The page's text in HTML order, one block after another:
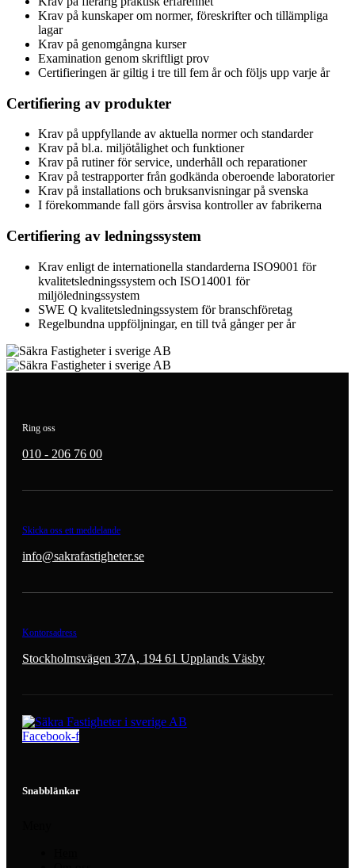
Krav på kunskaper om normer, föreskrifter och tillämpliga
lagar
Krav på genomgångna kurser
Examination genom skriftligt prov
Certifieringen är giltig i tre till fem år och följs upp varje år
Certifiering av produkter
Krav på uppfyllande av aktuella normer och standarder
Krav på bl.a. miljötålighet och funktioner
Krav på rutiner för service, underhåll och reparationer
Krav på testrapporter från godkända oberoende laboratorier
Krav på installations och bruksanvisningar på svenska
I förekommande fall görs årsvisa kontroller av fabrikerna
Certifiering av ledningssystem
Krav enligt de internationella standarderna ISO9001 för
kvalitetsledningssystem och ISO14001 för
miljöledningssystem
SWE Q kvalitetsledningssystem för branschföretag
Regelbundna uppföljningar, en till två gånger per år
Ring oss
010 - 206 76 00
Skicka oss ett meddelande
info@sakrafastigheter.se
Kontorsadress
Stockholmsvägen 37A, 194 61 Upplands Väsby
Facebook-f
Snabblänkar